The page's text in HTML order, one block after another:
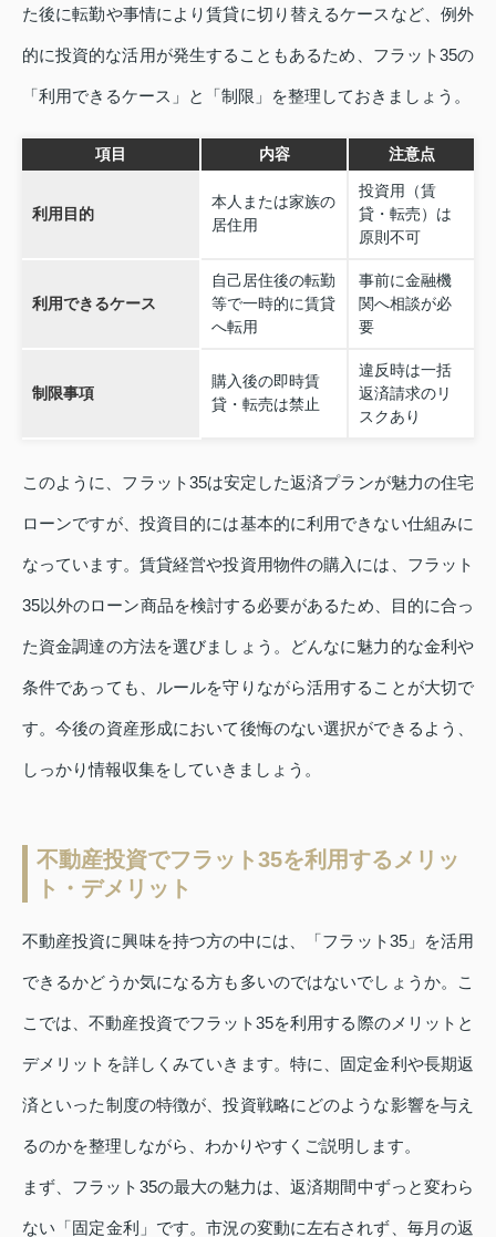
た後に転勤や事情により賃貸に切り替えるケースなど、例外
的に投資的な活用が発生することもあるため、フラット35の
「利用できるケース」と「制限」を整理しておきましょう。
項目 内容 注意点
利用目的
本人または家族の
居住用
投資用（賃
貸・転売）は
原則不可
利用できるケース
自己居住後の転勤
等で一時的に賃貸
へ転用
事前に金融機
関へ相談が必
要
制限事項
購入後の即時賃
貸・転売は禁止
違反時は一括
返済請求のリ
スクあり
このように、フラット35は安定した返済プランが魅力の住宅
ローンですが、投資目的には基本的に利用できない仕組みに
なっています。賃貸経営や投資用物件の購入には、フラット
35以外のローン商品を検討する必要があるため、目的に合っ
た資金調達の方法を選びましょう。どんなに魅力的な金利や
条件であっても、ルールを守りながら活用することが大切で
す。今後の資産形成において後悔のない選択ができるよう、
しっかり情報収集をしていきましょう。
不動産投資でフラット35を利用するメリッ
ト・デメリット
不動産投資に興味を持つ方の中には、「フラット35」を活用
できるかどうか気になる方も多いのではないでしょうか。こ
こでは、不動産投資でフラット35を利用する際のメリットと
デメリットを詳しくみていきます。特に、固定金利や長期返
済といった制度の特徴が、投資戦略にどのような影響を与え
るのかを整理しながら、わかりやすくご説明します。
まず、フラット35の最大の魅力は、返済期間中ずっと変わら
ない「固定金利」です。市況の変動に左右されず、毎月の返